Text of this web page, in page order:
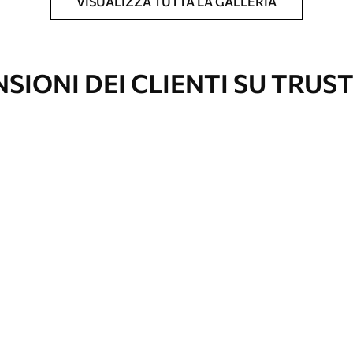
formato desiderato e tagliata in strisce
DEI CLIENTI SU